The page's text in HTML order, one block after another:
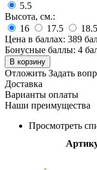
5.5
Высота, см.:
16
17.5 18.5
Цена в баллах: 389
Бонусные баллы: 4
В корзину
Отложить Задать
Доставка
Варианты оплаты
Наши преимущества
Просмотреть